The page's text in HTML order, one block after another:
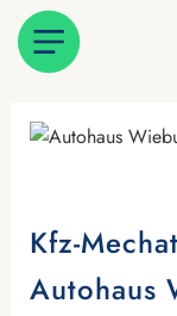
Kfz-
Autohaus